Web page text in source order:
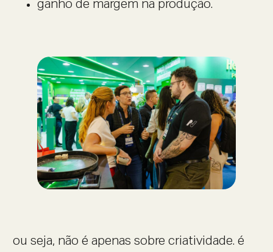
ganho de margem na produção.
ou seja, não é apenas sobre criatividade. é